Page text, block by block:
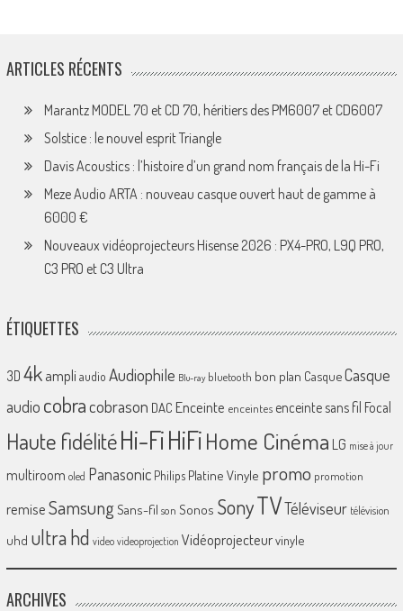
ARTICLES RÉCENTS
Marantz MODEL 70 et CD 70, héritiers des PM6007 et CD6007
Solstice : le nouvel esprit Triangle
Davis Acoustics : l’histoire d’un grand nom français de la Hi-Fi
Meze Audio ARTA : nouveau casque ouvert haut de gamme à
6000 €
Nouveaux vidéoprojecteurs Hisense 2026 : PX4-PRO, L9Q PRO,
C3 PRO et C3 Ultra
ÉTIQUETTES
3D 4k ampliaudio Audiophile Blu-ray bluetooth bon plan CasqueCasque
audio cobracobrason DAC Enceinte enceintes enceinte sans fil Focal
Haute fidélitéHi-FiHiFiHome Cinéma LG mise à jour
multiroom oled Panasonic Philips Platine Vinyle promo promotion
remiseSamsungSans-fil son Sonos SonyTVTéléviseur télévision
uhd ultra hd video videoprojection Vidéoprojecteurvinyle
ARCHIVES